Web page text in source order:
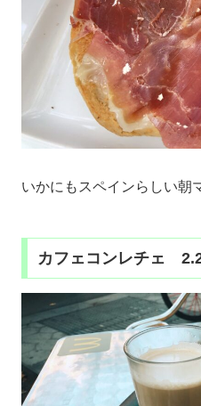
いかにもスペインらしい朝
カフェコンレチェ